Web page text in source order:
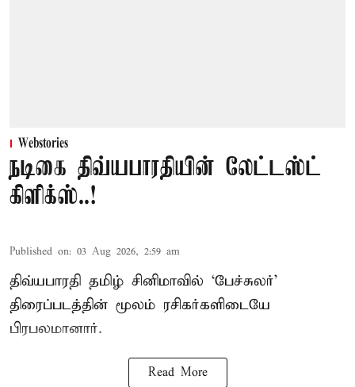
Webstories
நடிகை திவ்யபாரதியின் லேட்டஸ்ட்
கிளிக்ஸ்..!
Published on: 03 Aug 2026, 2:59 am
திவ்யபாரதி தமிழ் சினிமாவில் ‘பேச்சுலர்’
திரைப்படத்தின் மூலம் ரசிகர்களிடையே
பிரபலமானார்.
Read More